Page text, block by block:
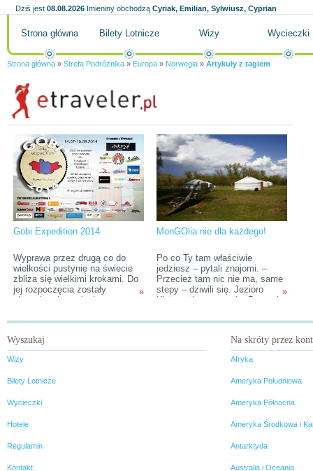
Dziś jest 08.08.2026 Imieniny obchodzą Cyriak, Emilian, Sylwiusz, Cyprian
Strona główna Bilety Lotnicze Wizy Wycieczki
Strona główna » Strefa Podróżnika » Europa » Norwegia » Artykuły z tagiem
Gobi Expedition 2014
Wyprawa przez drugą co do
wielkości pustynię na świecie
zbliża się wielkimi krokami. Do
jej rozpoczęcia zostały
niespełna dwa miesiące, co
moment, by przypomnieć
polega jej wyjątkowość.
»
MonGOlia nie dla każdego!
Po co Ty tam właściwie
jedziesz – pytali znajomi. –
Przecież tam nic nie ma, same
stepy – dziwili się. Jezioro
Khövsgöl oczarowuje, Pustynia
gościnność wzrusza. Mongolia
może się nam wydawać. To jest
kraj dla tych, którzy szukają
mocnych wrażeń. Mongolia jest
»
Wyszukaj
Wizy
Bilety Lotnicze
Wycieczki
Hotele
Regulamin
Kontakt
Na skróty przez
Afryka
Ameryka Południowa
Ameryka Północna
Ameryka Środkowa i
Antarktyda
Australia i Oceania